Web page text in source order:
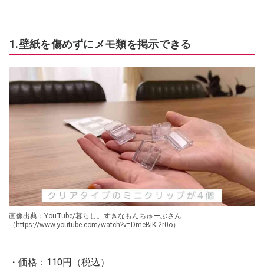
1.壁紙を傷めずにメモ類を掲示できる
画像出典：YouTube/暮らし。すきなもんちゅーぶさん
（https://www.youtube.com/watch?v=DmeBiK-2r0o）
・価格：110円（税込）